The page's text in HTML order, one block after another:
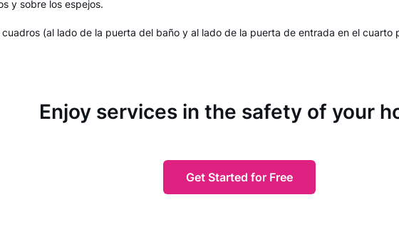
y sobre los espejos.
cuadros (al lado de la puerta del baño y al lado de la puerta de entrada en el cuarto
Enjoy services in the safety of your
Get Started for Free